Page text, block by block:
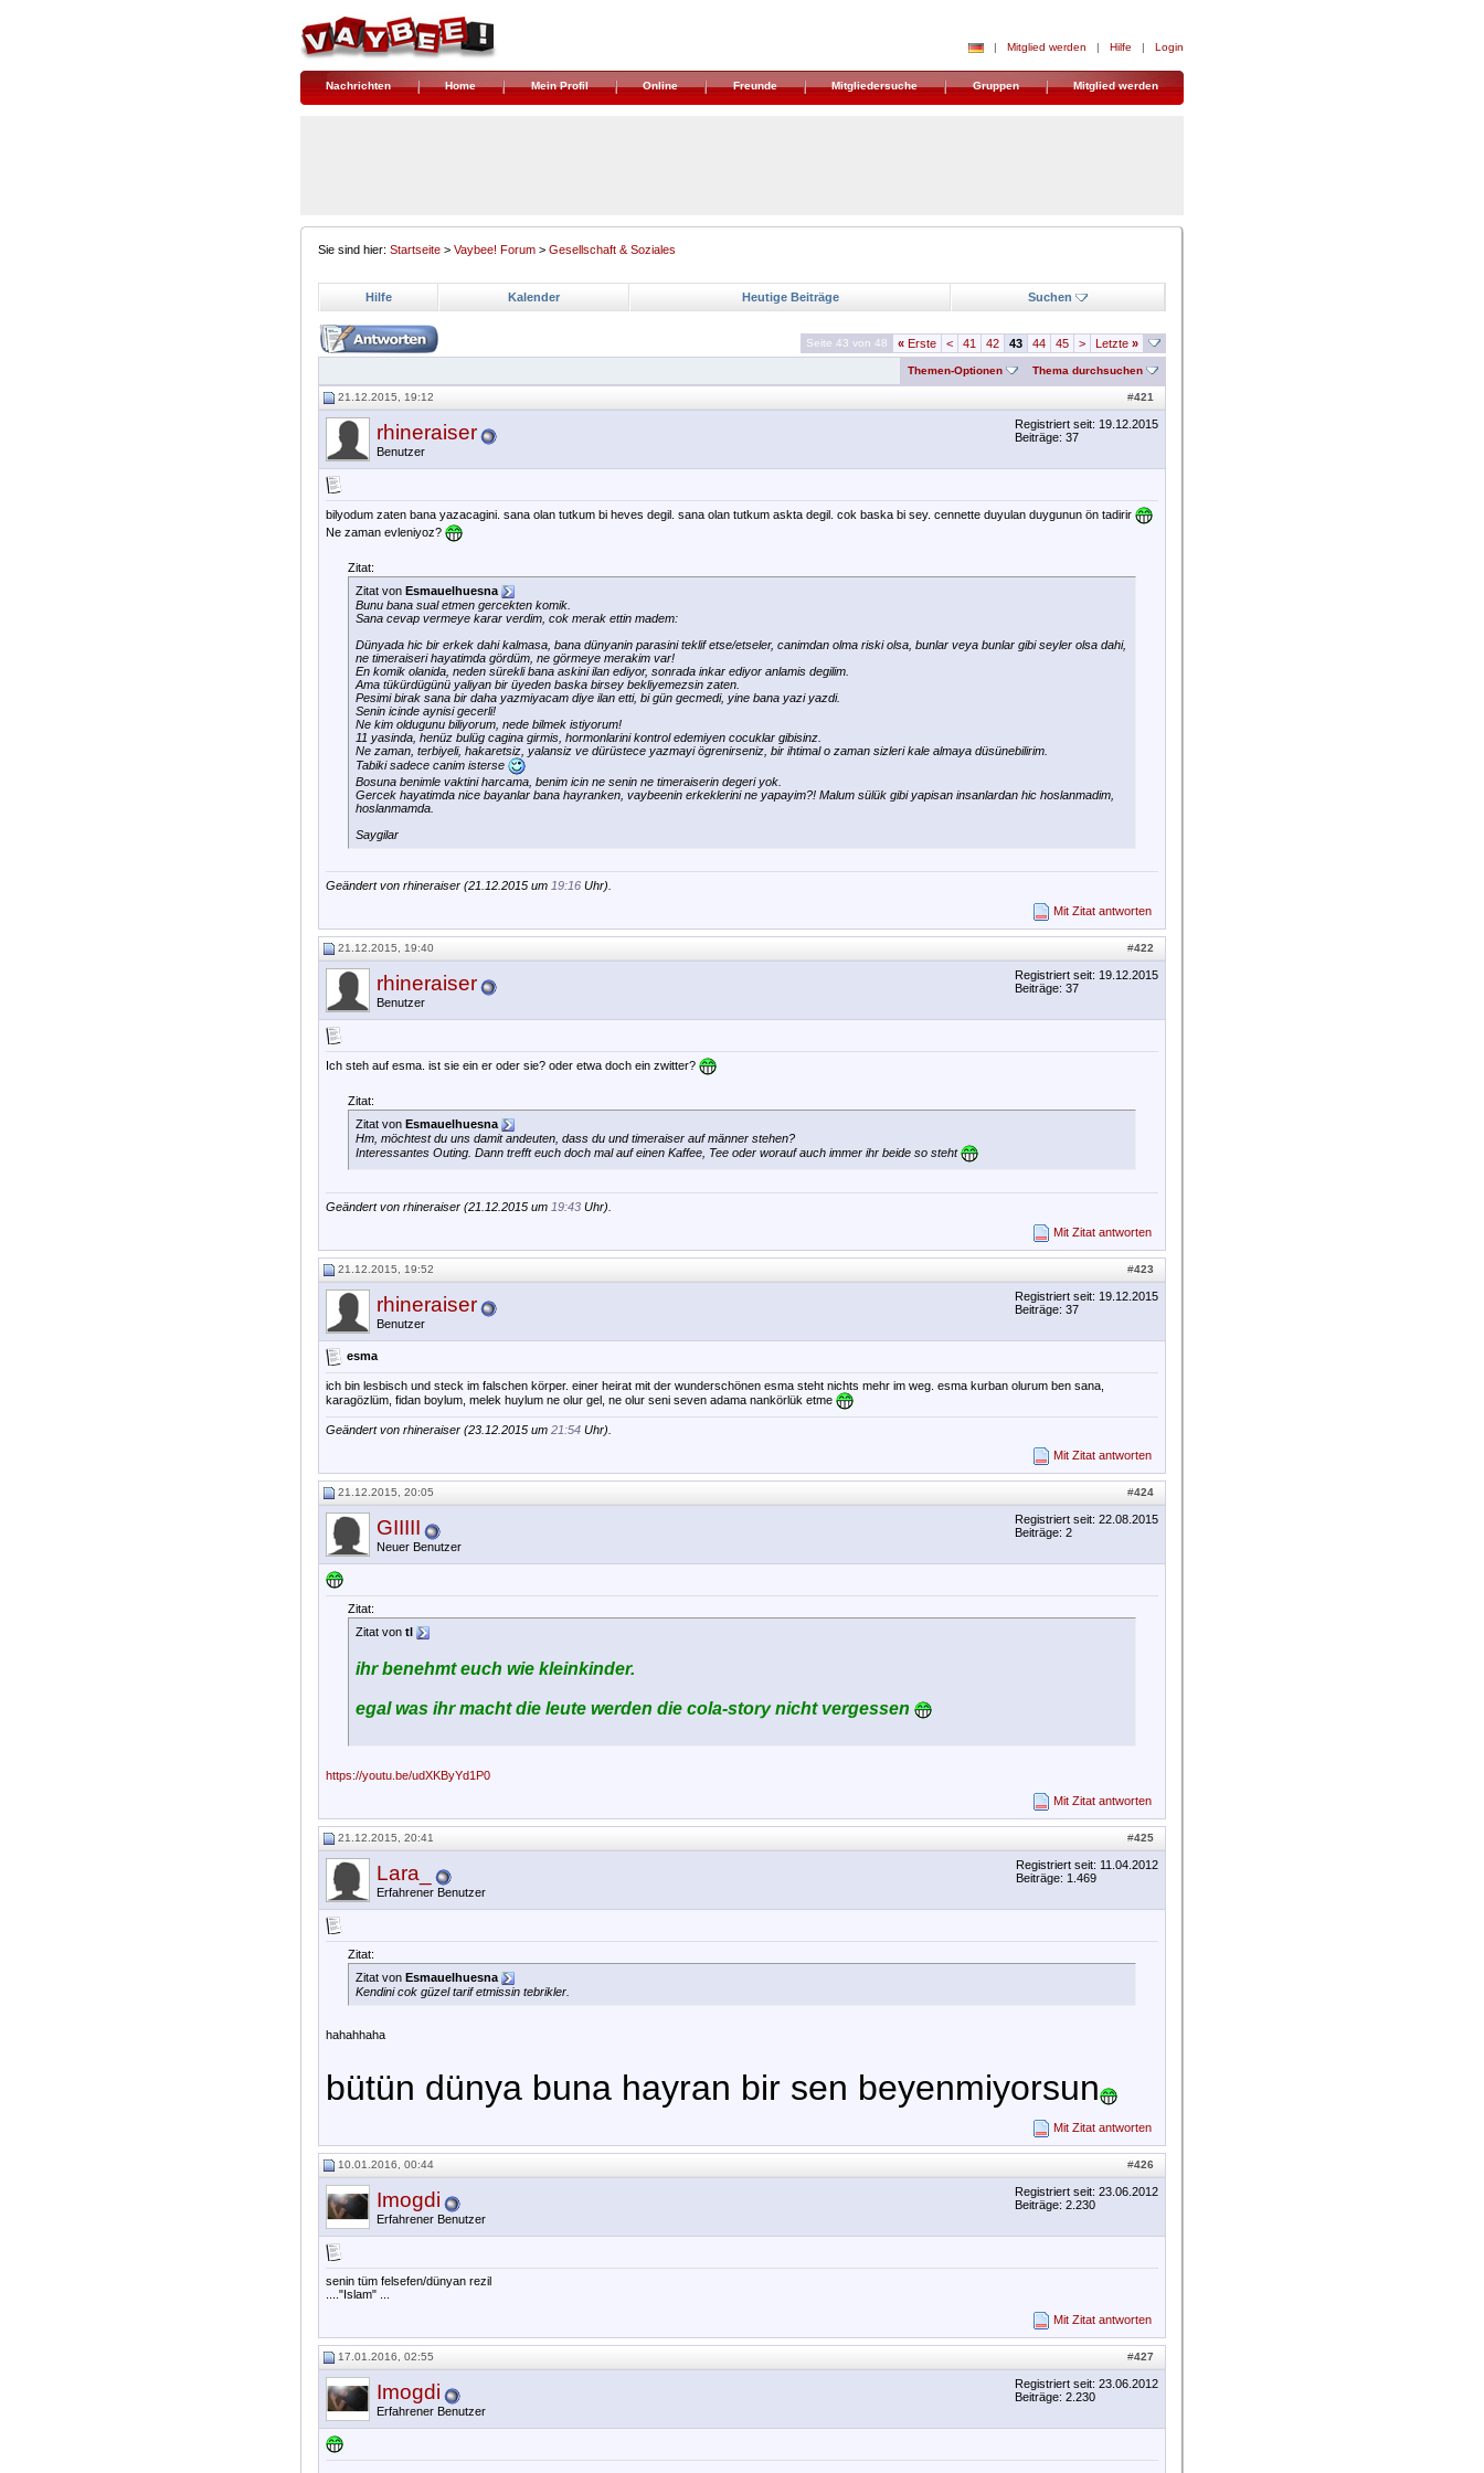
| Mitglied werden | Hilfe | Login
Nachrichten Home Mein Profil Online Freunde Mitgliedersuche Gruppen Mitglied werden
Sie sind hier: Startseite > Vaybee! Forum > Gesellschaft & Soziales
Hilfe Kalender Heutige Beiträge Suchen
Seite 43 von 48 « Erste < 41 42 43 44 45 > Letzte »
Themen-Optionen Thema durchsuchen
#421
21.12.2015, 19:12
rhineraiser
Benutzer
Registriert seit: 19.12.2015
Beiträge: 37
bilyodum zaten bana yazacagini. sana olan tutkum bi heves degil. sana olan tutkum askta degil. cok baska bi sey. cennette duyulan duygunun ön tadirir
Ne zaman evleniyoz?
Zitat:
Zitat von Esmauelhuesna
Bunu bana sual etmen gercekten komik.
Sana cevap vermeye karar verdim, cok merak ettin madem:
Dünyada hic bir erkek dahi kalmasa, bana dünyanin parasini teklif etse/etseler, canimdan olma riski olsa, bunlar veya bunlar gibi seyler olsa dahi,
ne timeraiseri hayatimda gördüm, ne görmeye merakim var!
En komik olanida, neden sürekli bana askini ilan ediyor, sonrada inkar ediyor anlamis degilim.
Ama tükürdügünü yaliyan bir üyeden baska birsey bekliyemezsin zaten.
Pesimi birak sana bir daha yazmiyacam diye ilan etti, bi gün gecmedi, yine bana yazi yazdi.
Senin icinde aynisi gecerli!
Ne kim oldugunu biliyorum, nede bilmek istiyorum!
11 yasinda, henüz bulüg cagina girmis, hormonlarini kontrol edemiyen cocuklar gibisinz.
Ne zaman, terbiyeli, hakaretsiz, yalansiz ve dürüstece yazmayi ögrenirseniz, bir ihtimal o zaman sizleri kale almaya düsünebilirim.
Tabiki sadece canim isterse
Bosuna benimle vaktini harcama, benim icin ne senin ne timeraiserin degeri yok.
Gercek hayatimda nice bayanlar bana hayranken, vaybeenin erkeklerini ne yapayim?! Malum sülük gibi yapisan insanlardan hic hoslanmadim,
hoslanmamda.
Saygilar
Geändert von rhineraiser (21.12.2015 um 19:16 Uhr).
Mit Zitat antworten
#422
21.12.2015, 19:40
rhineraiser
Benutzer
Registriert seit: 19.12.2015
Beiträge: 37
Ich steh auf esma. ist sie ein er oder sie? oder etwa doch ein zwitter?
Zitat:
Zitat von Esmauelhuesna
Hm, möchtest du uns damit andeuten, dass du und timeraiser auf männer stehen?
Interessantes Outing. Dann trefft euch doch mal auf einen Kaffee, Tee oder worauf auch immer ihr beide so steht
Geändert von rhineraiser (21.12.2015 um 19:43 Uhr).
Mit Zitat antworten
#423
21.12.2015, 19:52
rhineraiser
Benutzer
Registriert seit: 19.12.2015
Beiträge: 37
esma
ich bin lesbisch und steck im falschen körper. einer heirat mit der wunderschönen esma steht nichts mehr im weg. esma kurban olurum ben sana,
karagözlüm, fidan boylum, melek huylum ne olur gel, ne olur seni seven adama nankörlük etme
Geändert von rhineraiser (23.12.2015 um 21:54 Uhr).
Mit Zitat antworten
#424
21.12.2015, 20:05
GIIIII
Neuer Benutzer
Registriert seit: 22.08.2015
Beiträge: 2
Zitat:
Zitat von tl
ihr benehmt euch wie kleinkinder.
egal was ihr macht die leute werden die cola-story nicht vergessen
https://youtu.be/udXKByYd1P0
Mit Zitat antworten
#425
21.12.2015, 20:41
Lara_
Erfahrener Benutzer
Registriert seit: 11.04.2012
Beiträge: 1.469
Zitat:
Zitat von Esmauelhuesna
Kendini cok güzel tarif etmissin tebrikler.
hahahhaha
bütün dünya buna hayran bir sen beyenmiyorsun
Mit Zitat antworten
#426
10.01.2016, 00:44
Imogdi
Erfahrener Benutzer
Registriert seit: 23.06.2012
Beiträge: 2.230
senin tüm felsefen/dünyan rezil
...."Islam" ...
Mit Zitat antworten
#427
17.01.2016, 02:55
Imogdi
Erfahrener Benutzer
Registriert seit: 23.06.2012
Beiträge: 2.230